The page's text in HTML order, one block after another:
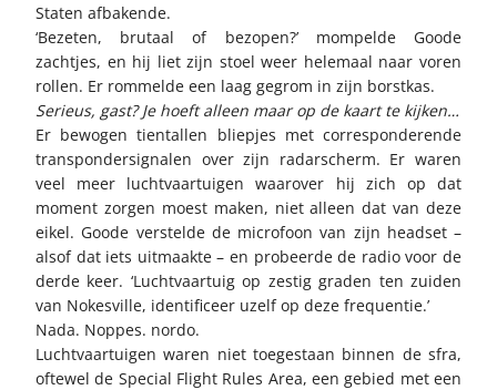
Staten afbakende.
‘Bezeten, brutaal of bezopen?’ mompelde Goode
zachtjes, en hij liet zijn stoel weer helemaal naar voren
rollen. Er rommelde een laag gegrom in zijn borstkas.
Serieus, gast? Je hoeft alleen maar op de kaart te kijken…
Er bewogen tientallen bliepjes met corresponderende
transpondersignalen over zijn radarscherm. Er waren
veel meer luchtvaartuigen waarover hij zich op dat
moment zorgen moest maken, niet alleen dat van deze
eikel. Goode verstelde de microfoon van zijn headset –
alsof dat iets uitmaakte – en probeerde de radio voor de
derde keer. ‘Luchtvaartuig op zestig graden ten zuiden
van Nokesville, identificeer uzelf op deze frequentie.’
Nada. Noppes. nordo.
Luchtvaartuigen waren niet toegestaan binnen de sfra,
oftewel de Special Flight Rules Area, een gebied met een